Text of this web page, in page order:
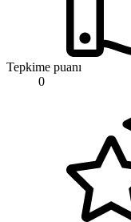
Tepkime puanı
0